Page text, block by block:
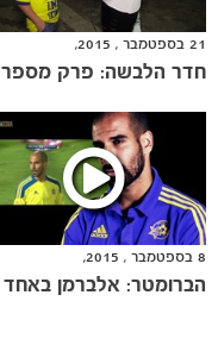
משחקים
ותוצאות
21 בספטמבר , 2015,
חדר הלבשה: פרק מספר 7
8 בספטמבר , 2015,